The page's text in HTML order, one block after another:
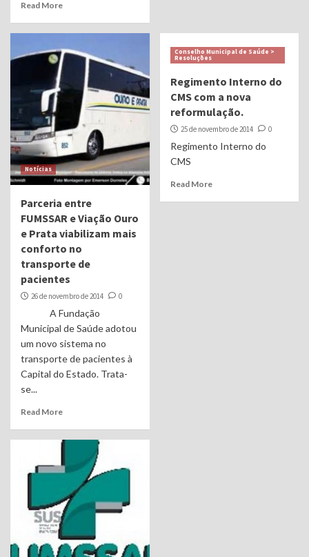
Read More
Notícias
Parceria entre
FUMSSAR e Viação Ouro
e Prata viabilizam mais
conforto no
transporte de
pacientes
26 de novembro de 2014 0
A Fundação
Municipal de Saúde adotou
um novo sistema no
transporte de pacientes à
Capital do Estado. Trata-
se...
Read More
Conselho Municipal de Saúde >
Resoluções
Regimento Interno do
CMS com a nova
reformulação.
25 de novembro de 2014 0
Regimento Interno do
CMS
Read More